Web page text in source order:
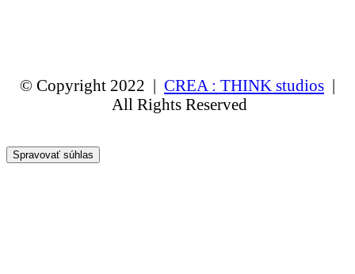
© Copyright 2022 | CREA : THINK studios |
All Rights Reserved
Spravovať súhlas